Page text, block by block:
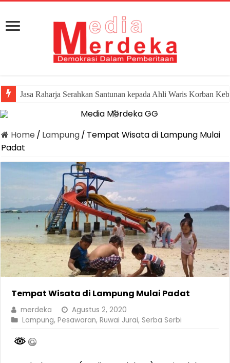
Jasa Raharja Serahkan Santunan kepada Ahli Waris Korban
Home / Lampung/ Tempat Wisata di Lampung Mulai
Padat
Tempat Wisata di Lampung Mulai Padat
merdeka
Agustus 2, 2020
Lampung,Pesawaran,Ruwai Jurai, Serba Serbi